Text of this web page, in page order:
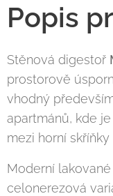
Popis
Stěnová digestoř
prostorově
vhodný
apartmánů, kde
mezi horní
Moderní
celonerezová